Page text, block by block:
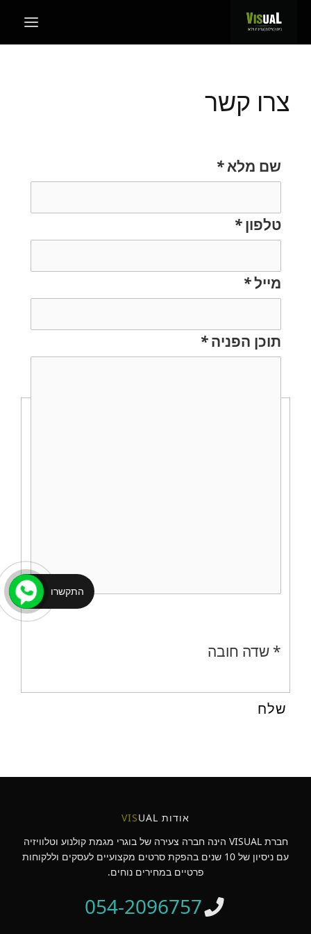
צרו קשר
שם מלא*
טלפון*
מייל*
תוכן הפניה*
* שדה חובה
אודות VISUAL
חברת VISUAL הינה חברה צעירה של בוגרי מגמת קולנוע וטלוויזיה
עם ניסיון של 10 שנים בהפקת סרטים מקצועיים לעסקים וללקוחות
פרטיים במחירים נוחים.
054-2096757
התקשרו